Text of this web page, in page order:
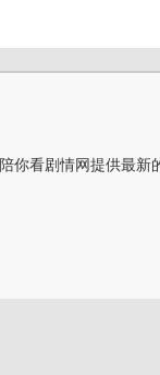
陪你看剧情网提供最新